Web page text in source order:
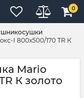
0
I 800х500/170 TR К
Mario
К золото